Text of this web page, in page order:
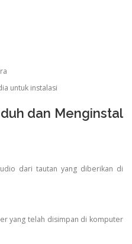
untuk instalasi
dan Menginstal
dari tautan yang diberikan di
yang telah disimpan di komputer